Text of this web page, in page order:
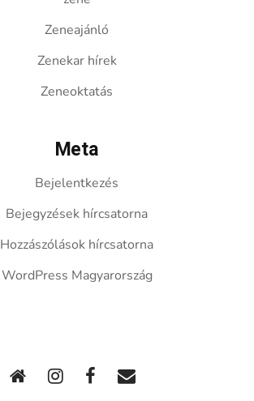
Zeneajánló
Zenekar hírek
Zeneoktatás
Meta
Bejelentkezés
Bejegyzések hírcsatorna
Hozzászólások hírcsatorna
WordPress Magyarország